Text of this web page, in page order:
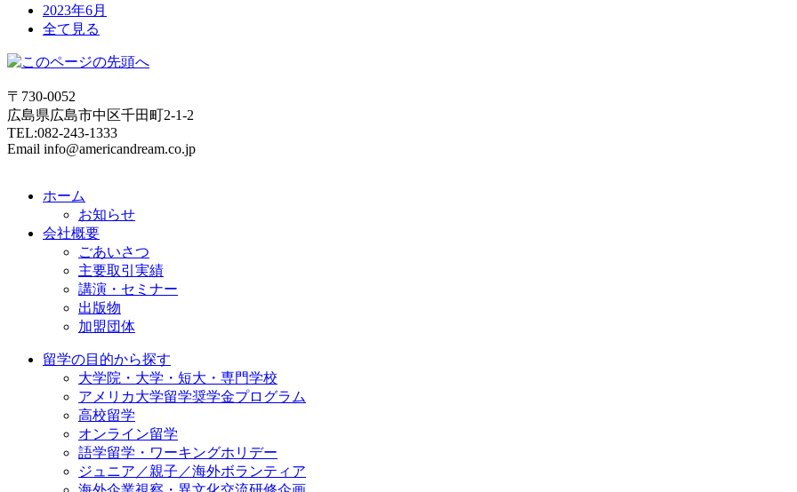
2023年6月
全て見る
〒730-0052
広島県広島市中区千田町2-1-2
TEL:082-243-1333
Email info@americandream.co.jp
ホーム
お知らせ
会社概要
ごあいさつ
主要取引実績
講演・セミナー
出版物
加盟団体
留学の目的から探す
大学院・大学・短大・専門学校
アメリカ大学留学奨学金プログラム
高校留学
オンライン留学
語学留学・ワーキングホリデー
ジュニア／親子／海外ボランティア